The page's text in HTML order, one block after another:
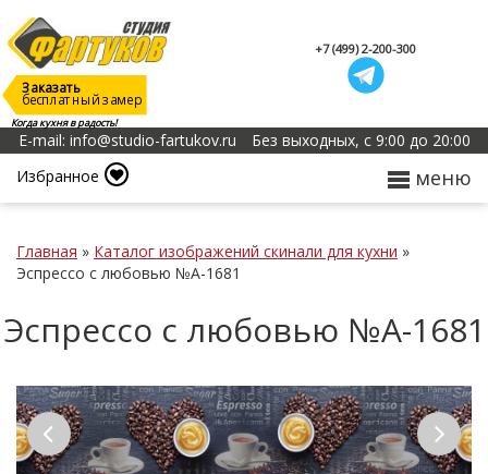
Когда кухня в радость!
Заказать
бесплатный замер
+7 (499) 2-200-300
E-mail: info@studio-fartukov.ru
Без выходных, с 9:00 до 20:00
Избранное
меню
Главная » Каталог изображений скинали для кухни »
Эспрессо с любовью №А-1681
Эспрессо с любовью №А-1681